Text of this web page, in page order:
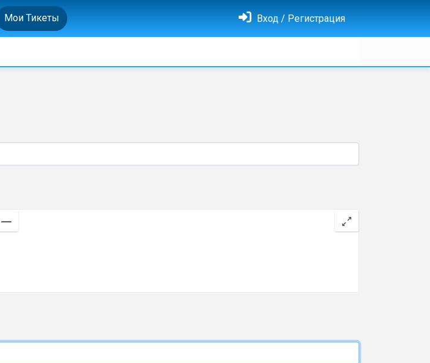
Мои Тикеты Вход / Регистрация